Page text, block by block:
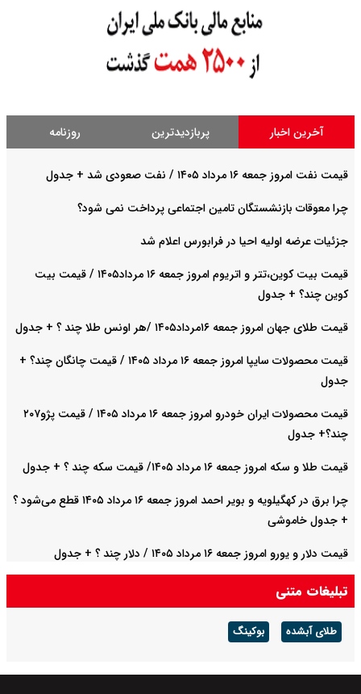
آخرین اخبار پربازدیدترین روزنامه
قیمت نفت امروز جمعه ۱۶ مرداد ۱۴۰۵ / نفت صعودی شد + جدول
چرا معوقات بازنشستگان تامین اجتماعی پرداخت نمی شود؟
جزئیات عرضه اولیه احیا در فرابورس اعلام شد
قیمت بیت کوین،تتر و اتریوم امروز جمعه ۱۶ مرداد۱۴۰۵ / قیمت بیت
کوین چند؟ + جدول
قیمت طلای جهان امروز جمعه ۱۶مرداد۱۴۰۵ /هر اونس طلا چند ؟ + جدول
قیمت محصولات سایپا امروز جمعه ۱۶ مرداد ۱۴۰۵ / قیمت چانگان چند؟ +
جدول
قیمت محصولات ایران خودرو امروز جمعه ۱۶ مرداد ۱۴۰۵ / قیمت پژو۲۰۷
چند؟+ جدول
قیمت طلا و سکه امروز جمعه ۱۶ مرداد ۱۴۰۵/ قیمت سکه چند ؟ + جدول
چرا برق در کهگیلویه و بویر احمد امروز جمعه ۱۶ مرداد ۱۴۰۵ قطع می‌شود ؟
+ جدول خاموشی
قیمت دلار و یورو امروز جمعه ۱۶ مرداد ۱۴۰۵ / دلار چند ؟ + جدول
تبلیغات متنی
طلای آبشده بوکینگ